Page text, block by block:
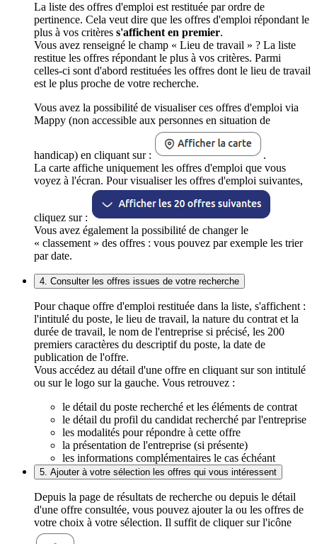
La liste des offres d'emploi est restituée par ordre de
pertinence. Cela veut dire que les offres d'emploi répondant le
plus à vos critères s'affichent en premier.
Vous avez renseigné le champ « Lieu de travail » ? La liste
restitue les offres répondant le plus à vos critères. Parmi
celles-ci sont d'abord restituées les offres dont le lieu de travail
est le plus proche de votre recherche.
Vous avez la possibilité de visualiser ces offres d'emploi via
Mappy (non accessible aux personnes en situation de
handicap) en cliquant sur :
.
La carte affiche uniquement les offres d'emploi que vous
voyez à l'écran. Pour visualiser les offres d'emploi suivantes,
cliquez sur :
Vous avez également la possibilité de changer le
« classement » des offres : vous pouvez par exemple les trier
par date.
4. Consulter les offres issues de votre recherche
Pour chaque offre d'emploi restituée dans la liste, s'affichent :
l'intitulé du poste, le lieu de travail, la nature du contrat et la
durée de travail, le nom de l'entreprise si précisé, les 200
premiers caractères du descriptif du poste, la date de
publication de l'offre.
Vous accédez au détail d'une offre en cliquant sur son intitulé
ou sur le logo sur la gauche. Vous retrouvez :
le détail du poste recherché et les éléments de contrat
le détail du profil du candidat recherché par l'entreprise
les modalités pour répondre à cette offre
la présentation de l'entreprise (si présente)
les informations complémentaires le cas échéant
5. Ajouter à votre sélection les offres qui vous intéressent
Depuis la page de résultats de recherche ou depuis le détail
d'une offre consultée, vous pouvez ajouter la ou les offres de
votre choix à votre sélection. Il suffit de cliquer sur l'icône